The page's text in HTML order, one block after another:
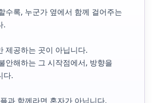
수록, 누군가 옆에서 함께 걸어주는
.
제공하는 곳이 아닙니다.
안해하는 그 시작점에서, 방향을
다.
과 함께라면 혼자가 아닙니다.